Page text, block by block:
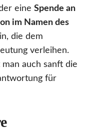
eine Spende an
im Namen des
die dem
verleihen.
auch sanft die
für